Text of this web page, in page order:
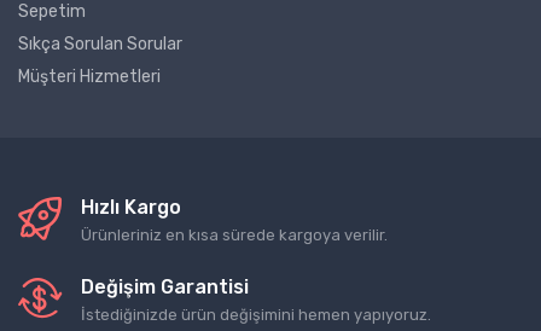
Sepetim
Sıkça Sorulan Sorular
Müşteri Hizmetleri
Hızlı Kargo
Ürünleriniz en kısa sürede kargoya verilir.
Değişim Garantisi
İstediğinizde ürün değişimini hemen yapıyoruz.